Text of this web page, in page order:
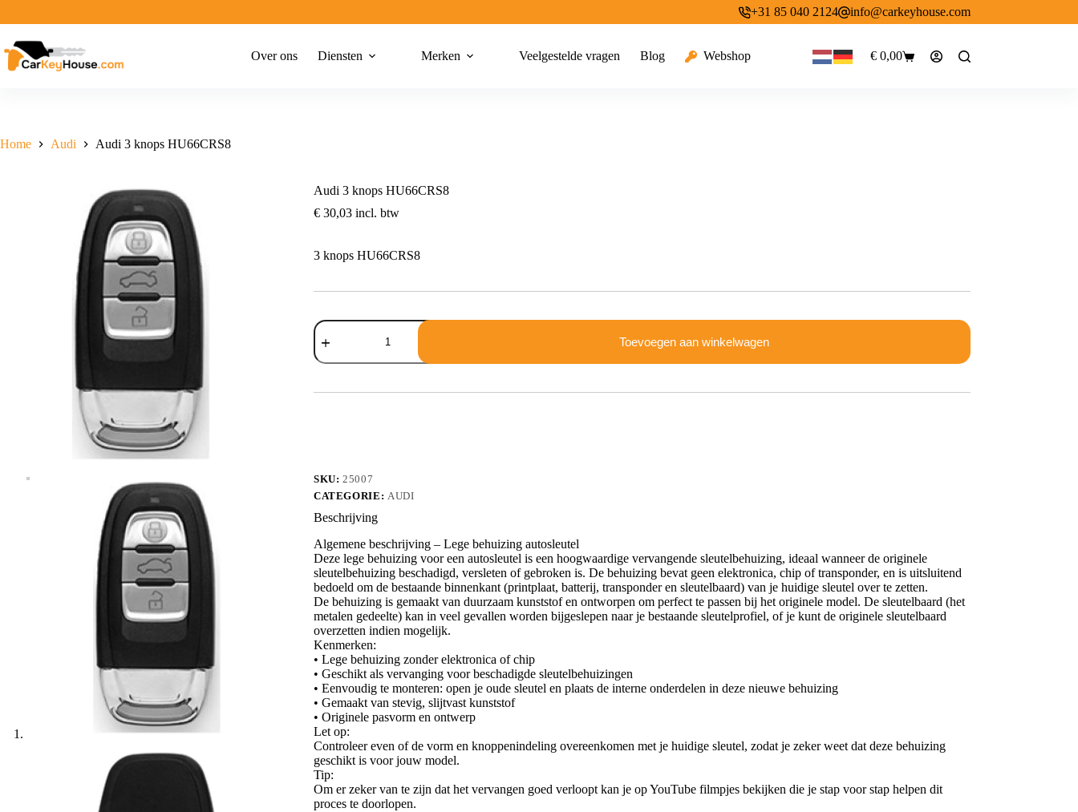
inhoud
+31 85 040 2124 info@carkeyhouse.com
Over ons Diensten Merken Veelgestelde vragen Blog Webshop Winkelwagen
€0,00
Home Audi Audi 3 knops HU66CRS8
Audi 3 knops HU66CRS8
€30,03incl. btw
3 knops HU66CRS8
Audi
knops
HU66CRS8
Toevoegen aan winkelwagen
SKU:25007
CATEGORIE:AUDI
Beschrijving
Algemene beschrijving – Lege behuizing autosleutel
Deze lege behuizing voor een autosleutel is een hoogwaardige vervangende sleutelbehuizing, ideaal wanneer de originele
sleutelbehuizing beschadigd, versleten of gebroken is. De behuizing bevat geen elektronica, chip of transponder, en is uitsluitend
bedoeld om de bestaande binnenkant (printplaat, batterij, transponder en sleutelbaard) van je huidige sleutel over te zetten.
De behuizing is gemaakt van duurzaam kunststof en ontworpen om perfect te passen bij het originele model. De sleutelbaard (het
metalen gedeelte) kan in veel gevallen worden bijgeslepen naar je bestaande sleutelprofiel, of je kunt de originele sleutelbaard
overzetten indien mogelijk.
Kenmerken:
• Lege behuizing zonder elektronica of chip
• Geschikt als vervanging voor beschadigde sleutelbehuizingen
• Eenvoudig te monteren: open je oude sleutel en plaats de interne onderdelen in deze nieuwe behuizing
• Gemaakt van stevig, slijtvast kunststof
• Originele pasvorm en ontwerp
Let op:
Controleer even of de vorm en knoppenindeling overeenkomen met je huidige sleutel, zodat je zeker weet dat deze behuizing
geschikt is voor jouw model.
Tip:
Om er zeker van te zijn dat het vervangen goed verloopt kan je op YouTube filmpjes bekijken die je stap voor stap helpen dit
proces te doorlopen.